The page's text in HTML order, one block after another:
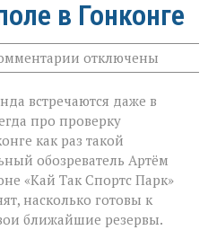
в Гонконге
к
записи
против
«Ювентуса»:
кто
выйдет
на
поле
в
Гонконге
отключены
встречаются даже в
про проверку
как раз такой
обозреватель Артём
«Кай Так Спортс Парк»
насколько готовы к
ближайшие резервы.